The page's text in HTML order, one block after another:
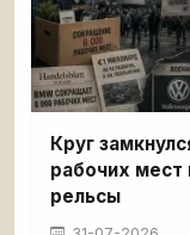
Круг
рабочих мест
рельсы